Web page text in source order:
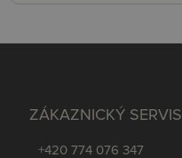
ZÁKAZNICKÝ SERVIS
+420 774 076 347